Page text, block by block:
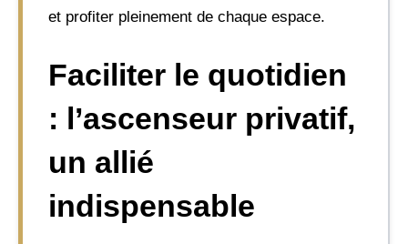
et profiter pleinement de chaque espace.
Faciliter le quotidien
: l’ascenseur privatif,
un allié
indispensable